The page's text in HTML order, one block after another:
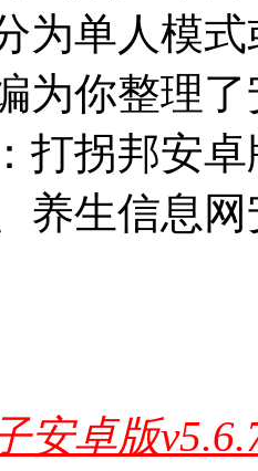
为单人模
为你整理
打拐邦安
养生信息
安卓版